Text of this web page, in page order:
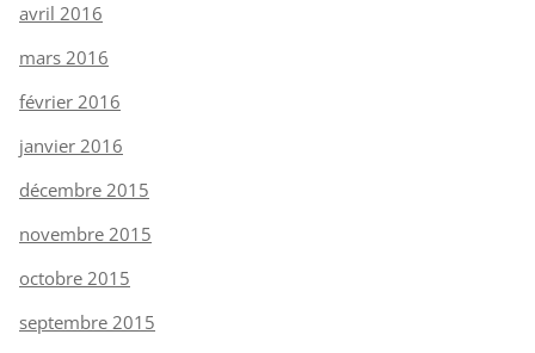
avril 2016
mars 2016
février 2016
janvier 2016
décembre 2015
novembre 2015
octobre 2015
septembre 2015